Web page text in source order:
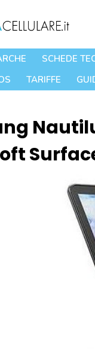
SCHEDE
TARIFFE